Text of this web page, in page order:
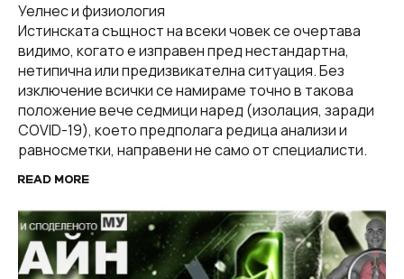
Уелнес и физиология
Истинската същност на всеки човек се очертава
видимо, когато е изправен пред нестандартна,
нетипична или предизвикателна ситуация. Без
изключение всички се намираме точно в такова
положение вече седмици наред (изолация, заради
COVID-19), което предполага редица анализи и
равносметки, направени не само от специалисти.
READ MORE